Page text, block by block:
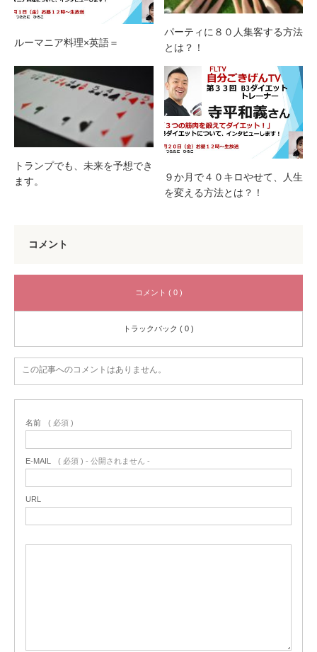
ルーマニア料理×英語＝
パーティに８０人集客する方法
とは？！
トランプでも、未来を予想でき
ます。
９か月で４０キロやせて、人生
を変える方法とは？！
コメント
コメント ( 0 )
トラックバック ( 0 )
この記事へのコメントはありません。
名前 ( 必須 )
E-MAIL ( 必須 ) - 公開されません -
URL